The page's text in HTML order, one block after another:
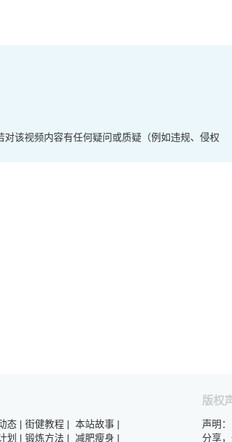
该视频内容有任何疑问或质疑（例如违规、侵权
态 | 街健教程 | 本站故事 |
划 | 锻炼方法 | 减肥瘦身 |
版权
声明
分享